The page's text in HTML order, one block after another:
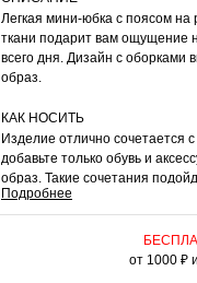
Легкая мини-юбка с поясом
ткани подарит вам ощущение
всего дня. Дизайн с оборками
образ.
КАК НОСИТЬ
Изделие отлично сочетается
добавьте только обувь и
образ. Такие сочетания
встречи с друзьями или
прекрасным дополнением в
Подробнее
от 1000 ₽